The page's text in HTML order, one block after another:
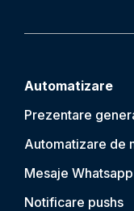
Automatizare
Prezentare
Automatizare de
Mesaje Whatsapp
Notificare pushs